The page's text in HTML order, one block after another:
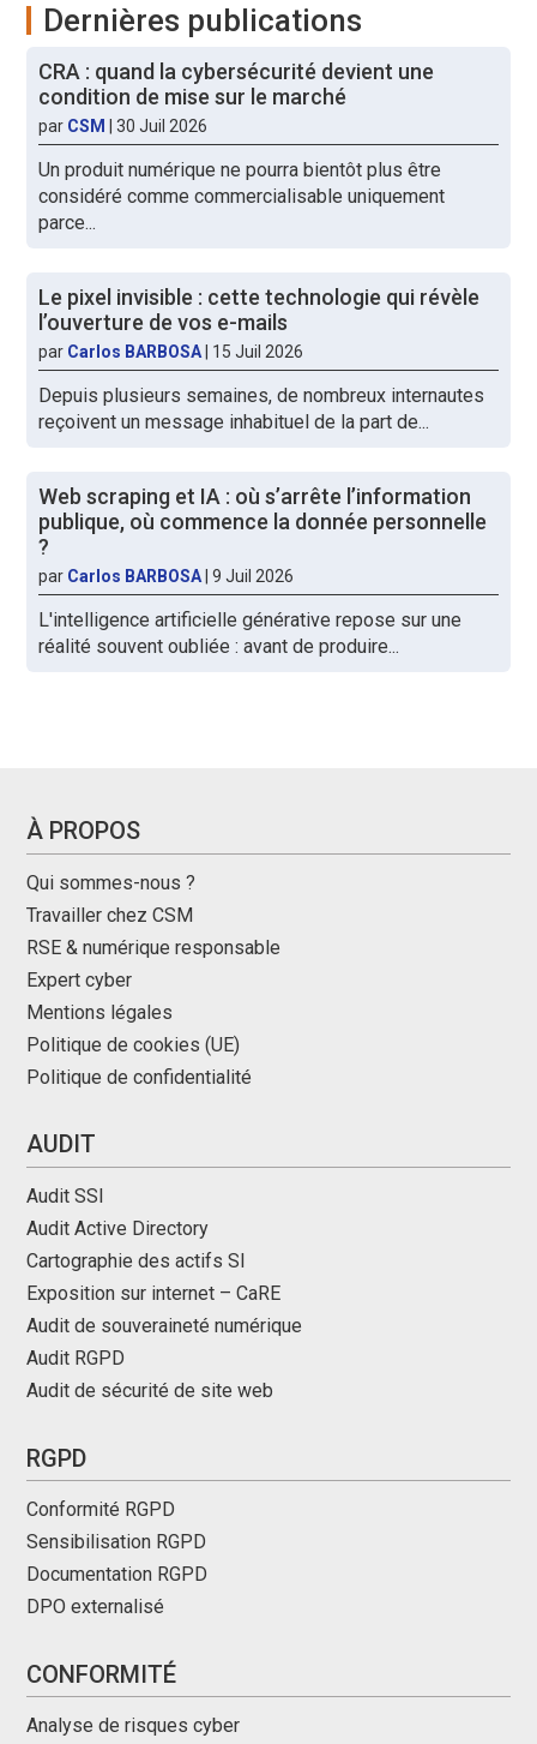
Dernières publications
CRA : quand la cybersécurité devient une
condition de mise sur le marché
par CSM |30 Juil 2026
Un produit numérique ne pourra bientôt plus être
considéré comme commercialisable uniquement
parce...
Le pixel invisible : cette technologie qui révèle
l’ouverture de vos e-mails
par Carlos BARBOSA 15 Juil 2026
Depuis plusieurs semaines, de nombreux internautes
reçoivent un message inhabituel de la part de...
Web scraping et IA : où s’arrête l’information
publique, où commence la donnée personnelle
?
par Carlos BARBOSA |9 Juil 2026
L'intelligence artificielle générative repose sur une
réalité souvent oubliée : avant de produire...
À PROPOS
Qui sommes-nous ?
Travailler chez CSM
RSE & numérique responsable
Expert cyber
Mentions légales
Politique de cookies (UE)
Politique de confidentialité
AUDIT
Audit SSI
Audit Active Directory
Cartographie des actifs SI
Exposition sur internet – CaRE
Audit de souveraineté numérique
Audit RGPD
Audit de sécurité de site web
RGPD
Conformité RGPD
Sensibilisation RGPD
Documentation RGPD
DPO externalisé
CONFORMITÉ
Analyse de risques cyber